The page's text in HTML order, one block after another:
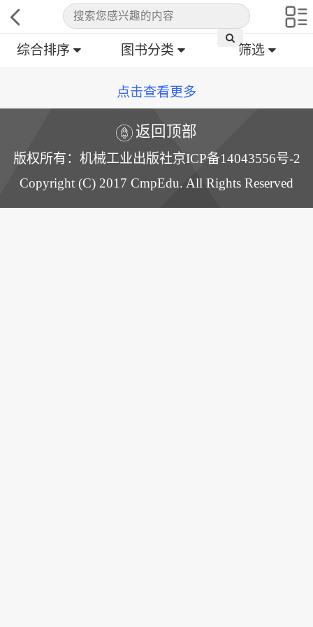
综合排序 图书分类 筛选
点击查看更多
返回顶部
版权所有：机械工业出版社京ICP备14043556号-2
Copyright (C) 2017 CmpEdu. All Rights Reserved